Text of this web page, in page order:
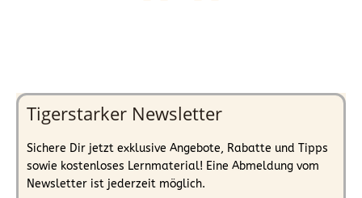
Tigerstarker Newsletter
Sichere Dir jetzt exklusive Angebote, Rabatte und Tipps
sowie kostenloses Lernmaterial! Eine Abmeldung vom
Newsletter ist jederzeit möglich.